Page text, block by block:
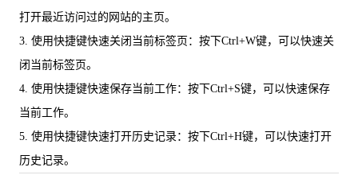
打开最近访问过的网站的主页。
3. 使用快捷键快速关闭当前标签页：按下Ctrl+W键，可以快速关
闭当前标签页。
4. 使用快捷键快速保存当前工作：按下Ctrl+S键，可以快速保存
当前工作。
5. 使用快捷键快速打开历史记录：按下Ctrl+H键，可以快速打开
历史记录。